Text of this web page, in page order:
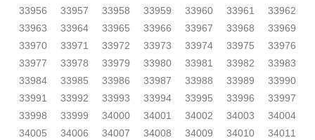
33956
33957 33958 33959 33960 33961
33962
33963
33964 33965 33966 33967 33968
33969
33970
33971 33972 33973 33974 33975
33976
33977
33978 33979 33980 33981 33982
33983
33984
33985 33986 33987 33988 33989
33990
33991
33992 33993 33994 33995 33996
33997
33998
33999 34000 34001 34002 34003
34004
34005
34006 34007 34008 34009 34010
34011